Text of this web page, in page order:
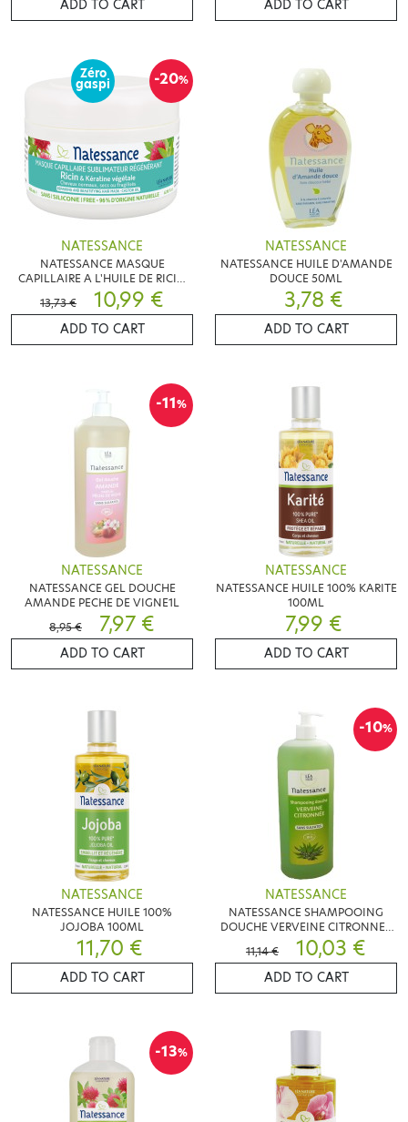
ADD TO CART ADD TO CART
-20%
Zéro
gaspi
NATESSANCE
NATESSANCE MASQUE
CAPILLAIRE A L'HUILE DE RICIN
200ML
13,73 € 10,99 €
ADD TO CART
NATESSANCE
NATESSANCE HUILE D'AMANDE
DOUCE 50ML
3,78 €
ADD TO CART
-11%
NATESSANCE
NATESSANCE GEL DOUCHE
AMANDE PECHE DE VIGNE1L
8,95 €
7,97 €
ADD TO CART
NATESSANCE
NATESSANCE HUILE 100% KARITE
100ML
7,99 €
ADD TO CART
NATESSANCE
NATESSANCE HUILE 100%
JOJOBA 100ML
11,70 €
ADD TO CART
-10%
NATESSANCE
NATESSANCE SHAMPOOING
DOUCHE VERVEINE CITRONNEE
1L
11,14 € 10,03 €
ADD TO CART
-13%